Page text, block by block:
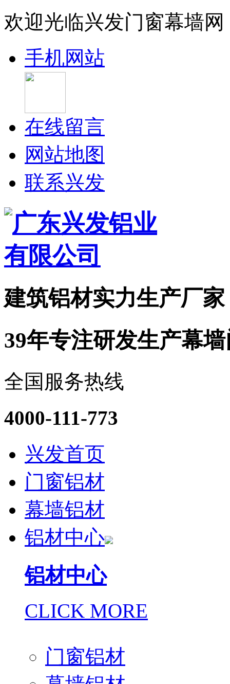
欢迎光临兴发门窗幕墙网
手机网站
在线留言
网站地图
联系兴发
建筑铝材实力生产厂家
39年专注研发生产幕
全国服务热线
4000-111-773
兴发首页
门窗铝材
幕墙铝材
铝材中心
铝材中心
CLICK MORE
门窗铝材